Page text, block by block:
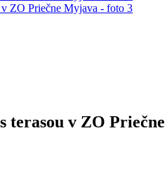
terasou v ZO